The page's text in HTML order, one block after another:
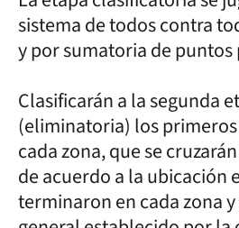
sistema de todos contra
y por sumatoria de puntos
Clasificarán a la segunda
(eliminatoria) los
cada zona, que se
de acuerdo a la ubicación
terminaron en cada zona